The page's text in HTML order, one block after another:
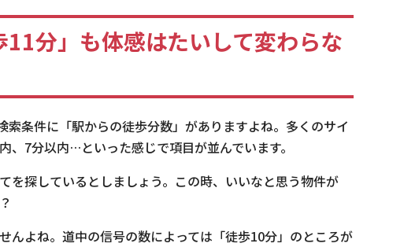
11分」も体感はたいして変わらな
索条件に「駅からの徒歩分数」がありますよね。多くのサイ
、7分以内…といった感じで項目が並んでいます。
を探しているとしましょう。この時、いいなと思う物件が
んよね。道中の信号の数によっては「徒歩10分」のところが